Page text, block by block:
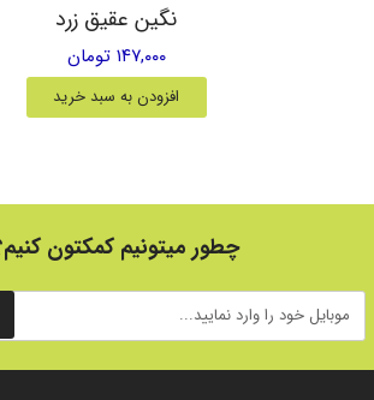
نگین عقیق زرد
۱۴۷,۰۰۰ تومان
افزودن به سبد خرید
چطور میتونیم کمکتون